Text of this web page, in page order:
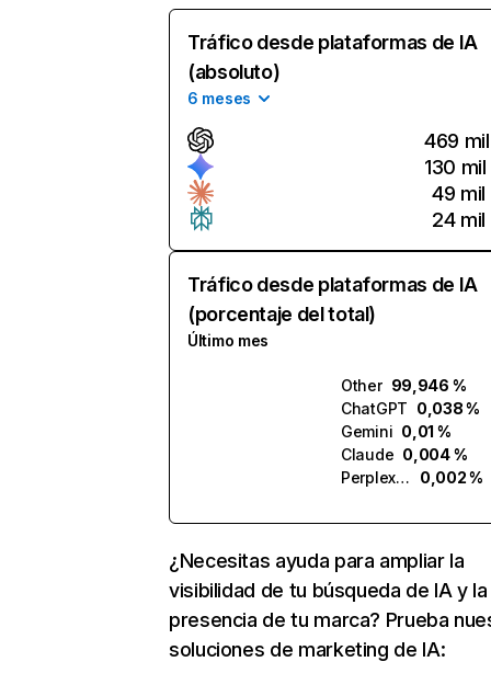
Tráfico desde plataformas de IA
(absoluto)
6 meses
469 mil
130 mil
49 mil
24 mil
Tráfico desde plataformas de IA
(porcentaje del total)
Último mes
Other 99,946 %
ChatGPT 0,038 %
Gemini 0,01 %
Claude 0,004 %
Perplexity
0,002 %
¿Necesitas ayuda para ampliar la
visibilidad de tu búsqueda de IA y la
presencia de tu marca? Prueba
soluciones de marketing de IA: